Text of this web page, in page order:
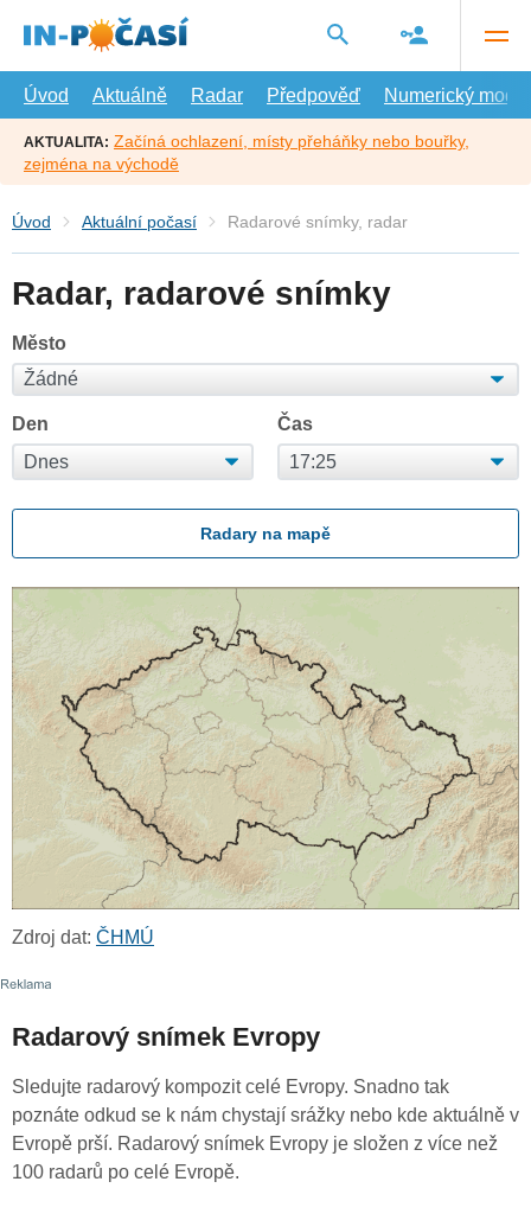
hlavní
Úvod
Aktuálně Radar Předpověď Numerický model
AKTUALITA: Začíná ochlazení, místy přeháňky nebo bouřky,
zejména na východě
Úvod Aktuální počasí Radarové snímky, radar
Radar, radarové snímky
Město
Den Čas
Radary na mapě
Zdroj dat: ČHMÚ
Radarový snímek Evropy
Sledujte radarový kompozit celé Evropy. Snadno tak
poznáte odkud se k nám chystají srážky nebo kde aktuálně v
Evropě prší. Radarový snímek Evropy je složen z více než
100 radarů po celé Evropě.